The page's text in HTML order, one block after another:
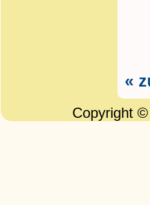
«
Copyright